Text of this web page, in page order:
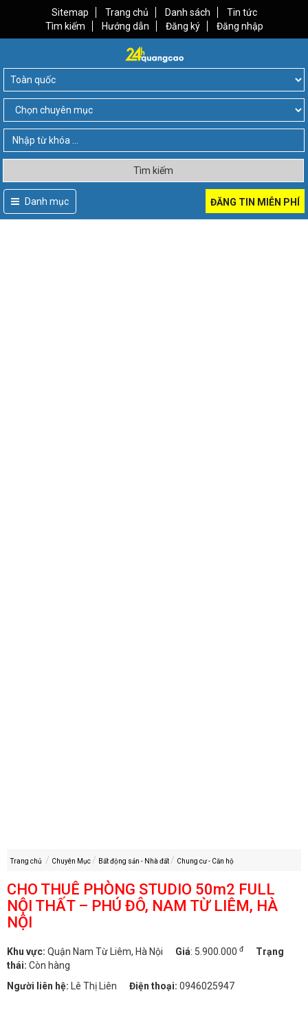
Sitemap Trang chủ Danh sách
Tin tức
Tìm kiếm
Hướng dẫn Đăng ký Đăng nhập
Tìm kiếm
Danh mục ĐĂNG TIN MIỄN PHÍ
Trang chủ Chuyên Mục Bất động sản - Nhà đất Chung cư - Căn hộ
CHO THUÊ PHÒNG STUDIO 50m2 FULL
NỘI THẤT – PHÚ ĐÔ, NAM TỪ LIÊM, HÀ
NỘI
Khu vực: Quận Nam Từ Liêm, Hà Nội Giá: 5.900.000 đ
Trạng
thái: Còn hàng
Người liên hệ: Lê Thị Liên Điện thoại: 0946025947